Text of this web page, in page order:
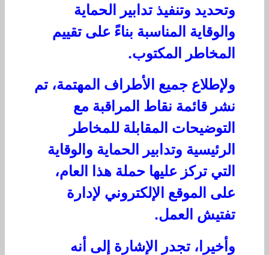
وتحديد وتنفيذ تدابير الحماية
والوقاية المناسبة بناءً على تقييم
المخاطر المكتوب.
ولإطلاع جميع الأطراف المهتمة، تم
نشر قائمة نقاط المراقبة مع
التوضيحات المقابلة للمخاطر
الرئيسية وتدابير الحماية والوقاية
التي تركز عليها حملة هذا العام،
على الموقع الإلكتروني لإدارة
تفتيش العمل.
وأخيرا، تجدر الإشارة إلى أنه